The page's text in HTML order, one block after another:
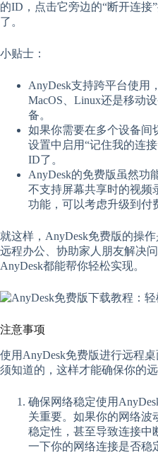
的ID，点击它旁边的“断开连接
了。
小贴士：
AnyDesk支持跨平台使用
MacOS、Linux还是移动
备。
如果你需要在多个设备间
设置中启用“记住我的连
ID了。
AnyDesk的免费版虽然功
不支持屏幕共享时的视频
功能，可以考虑升级到付
就这样，AnyDesk免费版的操
远程办公、协助家人朋友解决
AnyDesk都能帮你轻松实现。
注意事项
使用AnyDesk免费版进行远程
须知道的，这样才能确保你的
确保网络稳定使用
关重要。如果你的网络波
稳定性，甚至导致连接中
一下你的网络连接是否稳